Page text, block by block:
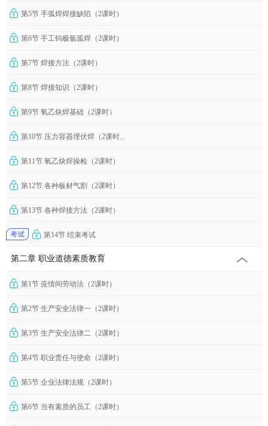
第5节 手弧焊焊接缺陷（2课时）
第6节 手工钨极氩弧焊（2课时）
第7节 焊接方法（2课时）
第8节 焊接知识（2课时）
第9节 氧乙炔焊基础（2课时）
第10节 压力容器埋伏焊（2课时...
第11节 氧乙炔焊操检（2课时）
第12节 各种板材气割（2课时）
第13节 各种焊接方法（2课时）
第14节 结束考试
第二章 职业道德素质教育
第1节 疫情间劳动法（2课时）
第2节 生产安全法律一（2课时）
第3节 生产安全法律二（2课时）
第4节 职业责任与使命（2课时）
第5节 企业法律法规（2课时）
第6节 当有素质的员工（2课时）